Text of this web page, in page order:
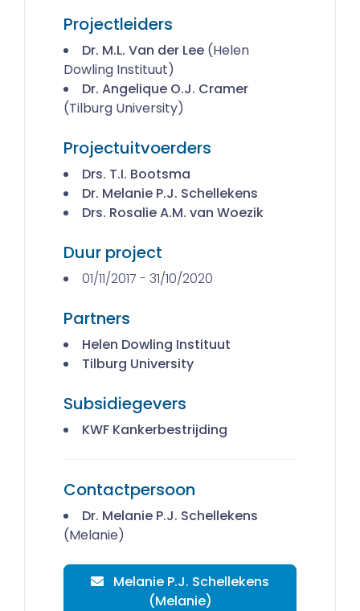
Projectleiders
Dr. M.L. Van der Lee (Helen
Dowling Instituut)
Dr. Angelique O.J. Cramer
(Tilburg University)
Projectuitvoerders
Drs. T.I. Bootsma
Dr. Melanie P.J. Schellekens
Drs. Rosalie A.M. van Woezik
Duur project
01/11/2017 - 31/10/2020
Partners
Helen Dowling Instituut
Tilburg University
Subsidiegevers
KWF Kankerbestrijding
Contactpersoon
Dr. Melanie P.J. Schellekens
(Melanie)
Melanie P.J. Schellekens
(Melanie)